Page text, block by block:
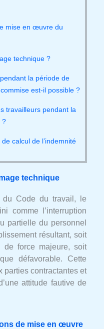
mise en œuvre du
technique ?
la période de
est-il possible ?
travailleurs pendant la
?
calcul de l’indemnité
technique
Code du travail, le
comme l’interruption
partielle du personnel
résultant, soit
de force majeure, soit
défavorable. Cette
parties contractantes et
attitude fautive de
de mise en œuvre